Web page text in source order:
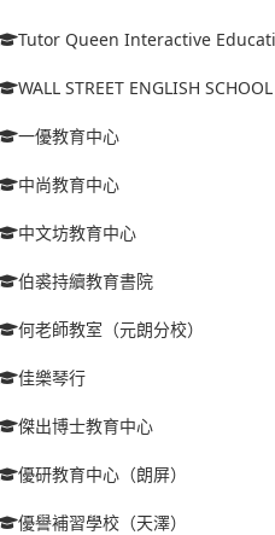
Tutor Queen Interactive
WALL STREET ENGLISH
一優教育中心
中尚教育中心
中文坊教育中心
伯裘持續教育書院
何老師教室（元朗分校）
佳樂琴行
傑出博士教育中心
優研教育中心（朗屏）
優譽補習學校（天澤）